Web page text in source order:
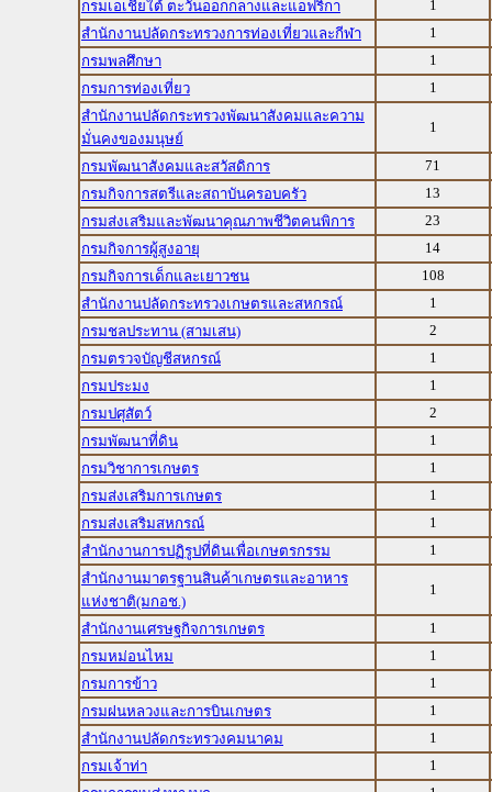
กรมเอเชียใต้ ตะวันออกกลางและแอฟริกา
1
สำนักงานปลัดกระทรวงการท่องเที่ยวและกีฬา
1
กรมพลศึกษา
1
กรมการท่องเที่ยว
1
สำนักงานปลัดกระทรวงพัฒนาสังคมและความ
มั่นคงของมนุษย์
1
กรมพัฒนาสังคมและสวัสดิการ
71
กรมกิจการสตรีและสถาบันครอบครัว
13
กรมส่งเสริมและพัฒนาคุณภาพชีวิตคนพิการ
23
กรมกิจการผู้สูงอายุ
14
กรมกิจการเด็กและเยาวชน
108
สำนักงานปลัดกระทรวงเกษตรและสหกรณ์
1
กรมชลประทาน (สามเสน)
2
กรมตรวจบัญชีสหกรณ์
1
กรมประมง
1
กรมปศุสัตว์
2
กรมพัฒนาที่ดิน
1
กรมวิชาการเกษตร
1
กรมส่งเสริมการเกษตร
1
กรมส่งเสริมสหกรณ์
1
สำนักงานการปฏิรูปที่ดินเพื่อเกษตรกรรม
1
สำนักงานมาตรฐานสินค้าเกษตรและอาหาร
แห่งชาติ(มกอช.)
1
สำนักงานเศรษฐกิจการเกษตร
1
กรมหม่อนไหม
1
กรมการข้าว
1
กรมฝนหลวงและการบินเกษตร
1
สำนักงานปลัดกระทรวงคมนาคม
1
กรมเจ้าท่า
1